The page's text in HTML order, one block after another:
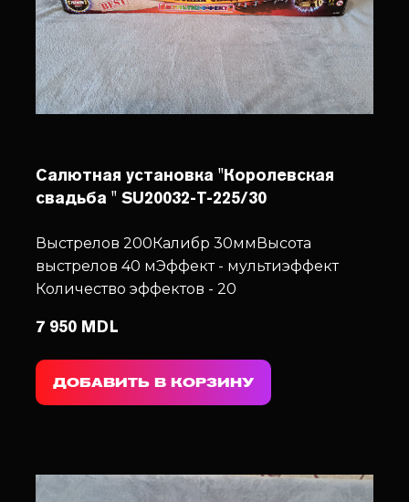
Салютная установка "Королевская
свадьба " SU20032-T-225/30
Выстрелов 200Калибр 30ммВысота
выстрелов 40 мЭффект - мультиэффект
Количество эффектов - 20
7 950 MDL
ДОБАВИТЬ В КОРЗИНУ